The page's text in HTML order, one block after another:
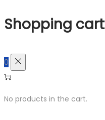
Shopping cart
0
No products in the cart.